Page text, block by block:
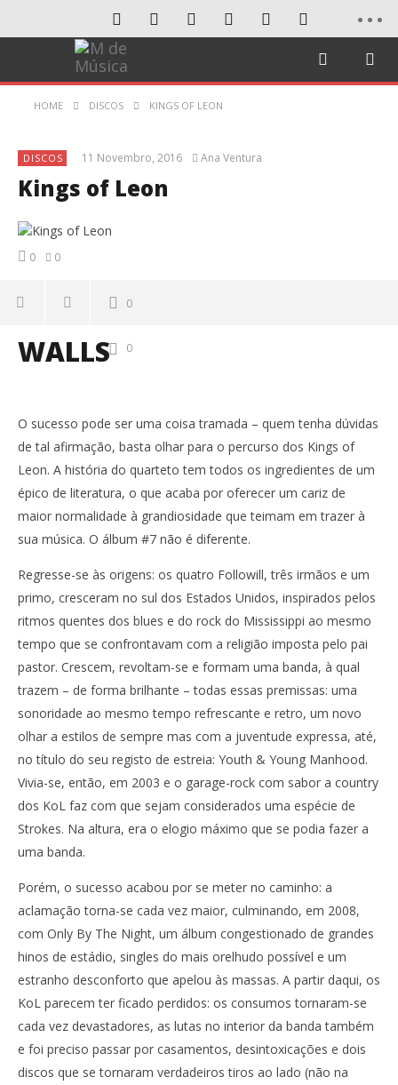
HOME DISCOS KINGS OF LEON
DISCOS 11 Novembro, 2016 Ana Ventura
Kings of Leon
0 0
0
0
WALLS
O sucesso pode ser uma coisa tramada – quem tenha dúvidas
de tal afirmação, basta olhar para o percurso dos Kings of
Leon. A história do quarteto tem todos os ingredientes de um
épico de literatura, o que acaba por oferecer um cariz de
maior normalidade à grandiosidade que teimam em trazer à
sua música. O álbum #7 não é diferente.
Regresse-se às origens: os quatro Followill, três irmãos e um
primo, cresceram no sul dos Estados Unidos, inspirados pelos
ritmos quentes dos blues e do rock do Mississippi ao mesmo
tempo que se confrontavam com a religião imposta pelo pai
pastor. Crescem, revoltam-se e formam uma banda, à qual
trazem – de forma brilhante – todas essas premissas: uma
sonoridade ao mesmo tempo refrescante e retro, um novo
olhar a estilos de sempre mas com a juventude expressa, até,
no título do seu registo de estreia: Youth & Young Manhood.
Vivia-se, então, em 2003 e o garage-rock com sabor a country
dos KoL faz com que sejam considerados uma espécie de
Strokes. Na altura, era o elogio máximo que se podia fazer a
uma banda.
Porém, o sucesso acabou por se meter no caminho: a
aclamação torna-se cada vez maior, culminando, em 2008,
com Only By The Night, um álbum congestionado de grandes
hinos de estádio, singles do mais orelhudo possível e um
estranho desconforto que apelou às massas. A partir daqui, os
KoL parecem ter ficado perdidos: os consumos tornaram-se
cada vez devastadores, as lutas no interior da banda também
e foi preciso passar por casamentos, desintoxicações e dois
discos que se tornaram verdadeiros tiros ao lado (não na